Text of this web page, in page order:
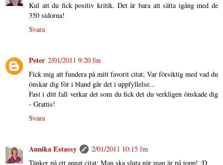
Kul att du fick positiv kritik. Det är bara att sätta igång med de
350 sidorna!
Svara
Peter 2/01/2011 9:20 fm
Fick mig att fundera på mitt favorit citat; Var försiktig med vad du
önskar dig för i bland går det i uppfyllelse...
Fast i ditt fall verkar det som du fick det du verkligen önskade dig
- Grattis!
Svara
Annika Estassy
2/01/2011 10:15 fm
Tänker på ett annat citat: Man ska sluta när man är på topp! :D